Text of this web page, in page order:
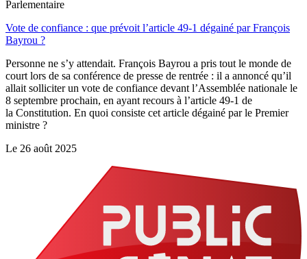
Parlementaire
Vote de confiance : que prévoit l’article 49-1 dégainé par François
Bayrou ?
Personne ne s’y attendait. François Bayrou a pris tout le monde de
court lors de sa conférence de presse de rentrée : il a annoncé qu’il
allait solliciter un vote de confiance devant l’Assemblée nationale le
8 septembre prochain, en ayant recours à l’article 49-1 de
la Constitution. En quoi consiste cet article dégainé par le Premier
ministre ?
Le 26 août 2025